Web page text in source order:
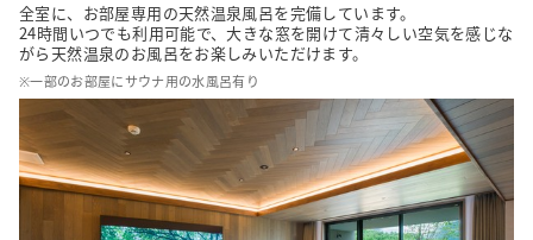
全室に、お部屋専用の天然温泉風呂を完備しています。
24時間いつでも利用可能で、大きな窓を開けて清々しい空気を感じな
がら天然温泉のお風呂をお楽しみいただけます。
※一部のお部屋にサウナ用の水風呂有り